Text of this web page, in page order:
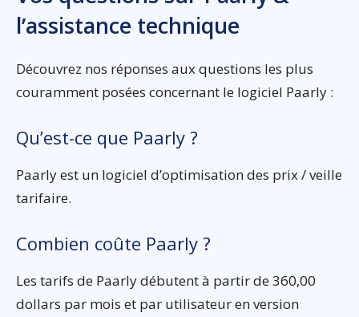
l’assistance technique
Découvrez nos réponses aux questions les plus
couramment posées concernant le logiciel Paarly :
Qu’est-ce que Paarly ?
Paarly est un logiciel d’optimisation des prix / veille
tarifaire.
Combien coûte Paarly ?
Les tarifs de Paarly débutent à partir de 360,00
dollars par mois et par utilisateur en version